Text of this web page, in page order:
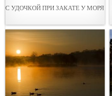
С УДОЧКОЙ ПРИ ЗАКАТE У МОРЯ